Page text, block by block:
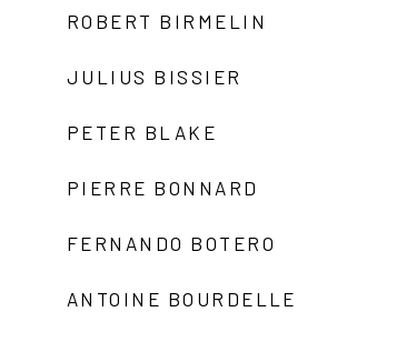
ROBERT BIRMELIN
JULIUS BISSIER
PETER BLAKE
PIERRE BONNARD
FERNANDO BOTERO
ANTOINE BOURDELLE